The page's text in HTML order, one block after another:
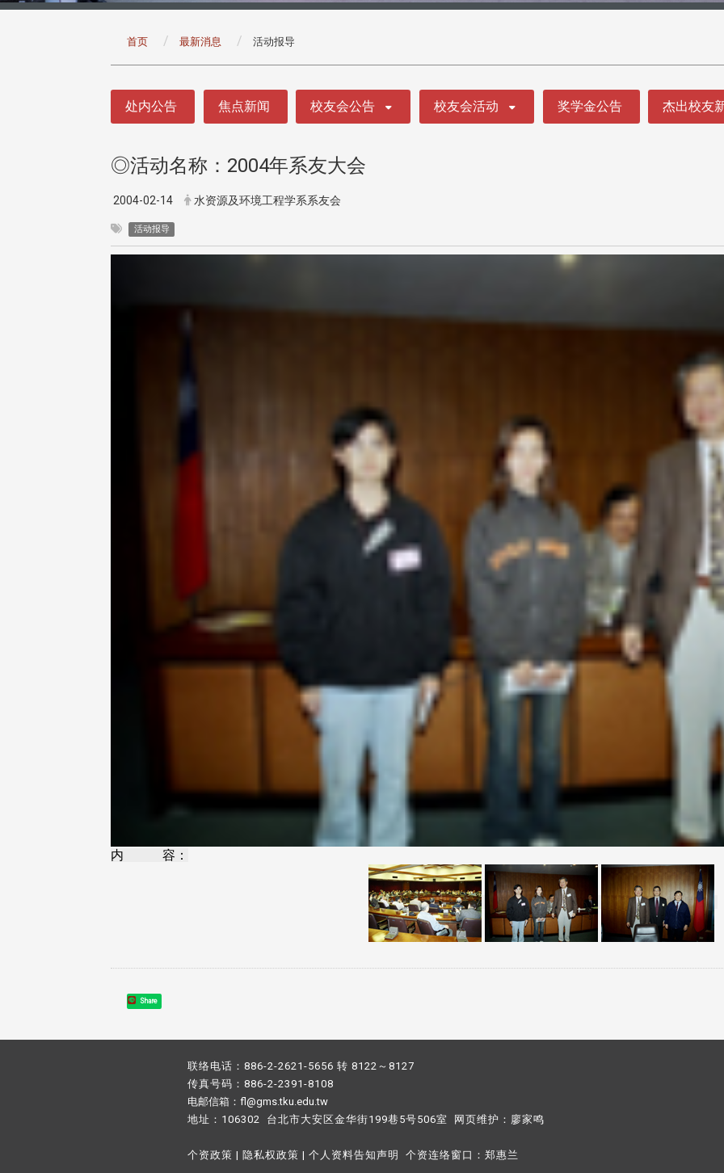
首页 最新消息 活动报导
处内公告 焦点新闻 校友会公告 校友会活动 奖学金公告 杰出校友
◎活动名称：2004年系友大会
2004-02-14 水资源及环境工程学系系友会
活动报导
内 容：
Share
联络电话：886-2-2621-5656 转 8122～8127
传真号码：886-2-2391-8108
电邮信箱：fl@gms.tku.edu.tw
地址：106302 台北市大安区金华街199巷5号506室 网页维护： 廖家鸣​
个资政策 | 隐私权政策 | 个人资料告知声明 个资连络窗口： 郑惠兰